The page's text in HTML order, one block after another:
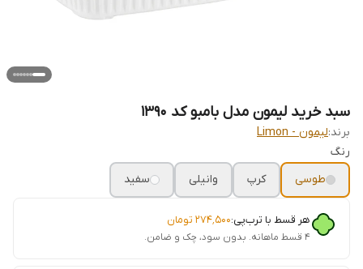
سبد خرید لیمون مدل بامبو کد 1390
برند:لیمون - Limon
رنگ
طوسی
کرپ وانیلی سفید
هر قسط با ترب‌پی:۲۷۴٬۵۰۰ تومان
۴ قسط ماهانه. بدون سود، چک و ضامن.